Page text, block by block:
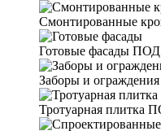
Смонтированные
Готовые фасады ПОД
Заборы и ограждения
Тротуарная плитка